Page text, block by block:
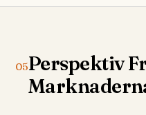
05Perspektiv